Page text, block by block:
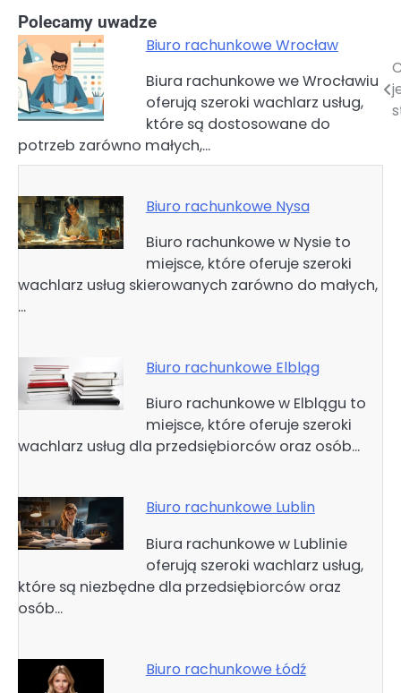
Polecamy uwadze
Biuro rachunkowe Wrocław
Biura rachunkowe we Wrocławiu
oferują szeroki wachlarz usług,
które są dostosowane do
potrzeb zarówno małych,…
Biuro rachunkowe Nysa
Biuro rachunkowe w Nysie to
miejsce, które oferuje szeroki
wachlarz usług skierowanych zarówno do małych,
…
Biuro rachunkowe Elbląg
Biuro rachunkowe w Elblągu to
miejsce, które oferuje szeroki
wachlarz usług dla przedsiębiorców oraz osób…
Biuro rachunkowe Lublin
Biura rachunkowe w Lublinie
oferują szeroki wachlarz usług,
które są niezbędne dla przedsiębiorców oraz
osób…
Biuro rachunkowe Łódź
Nawigacja
wpisu